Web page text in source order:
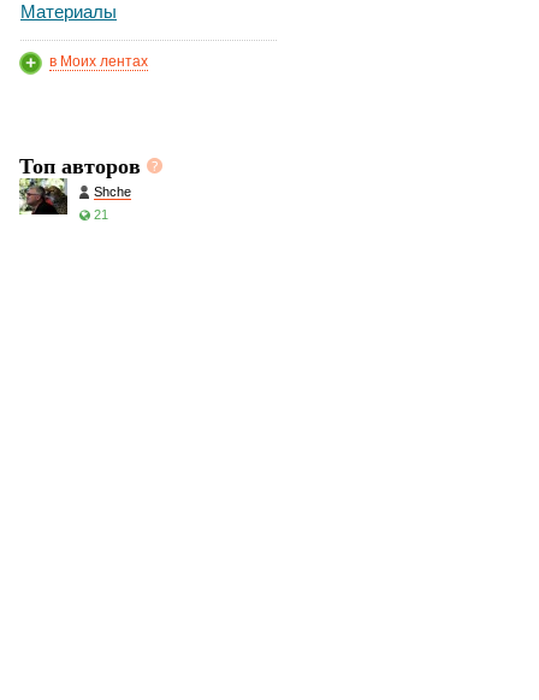
Материалы
в Моих лентах
Топ авторов
Shche
21